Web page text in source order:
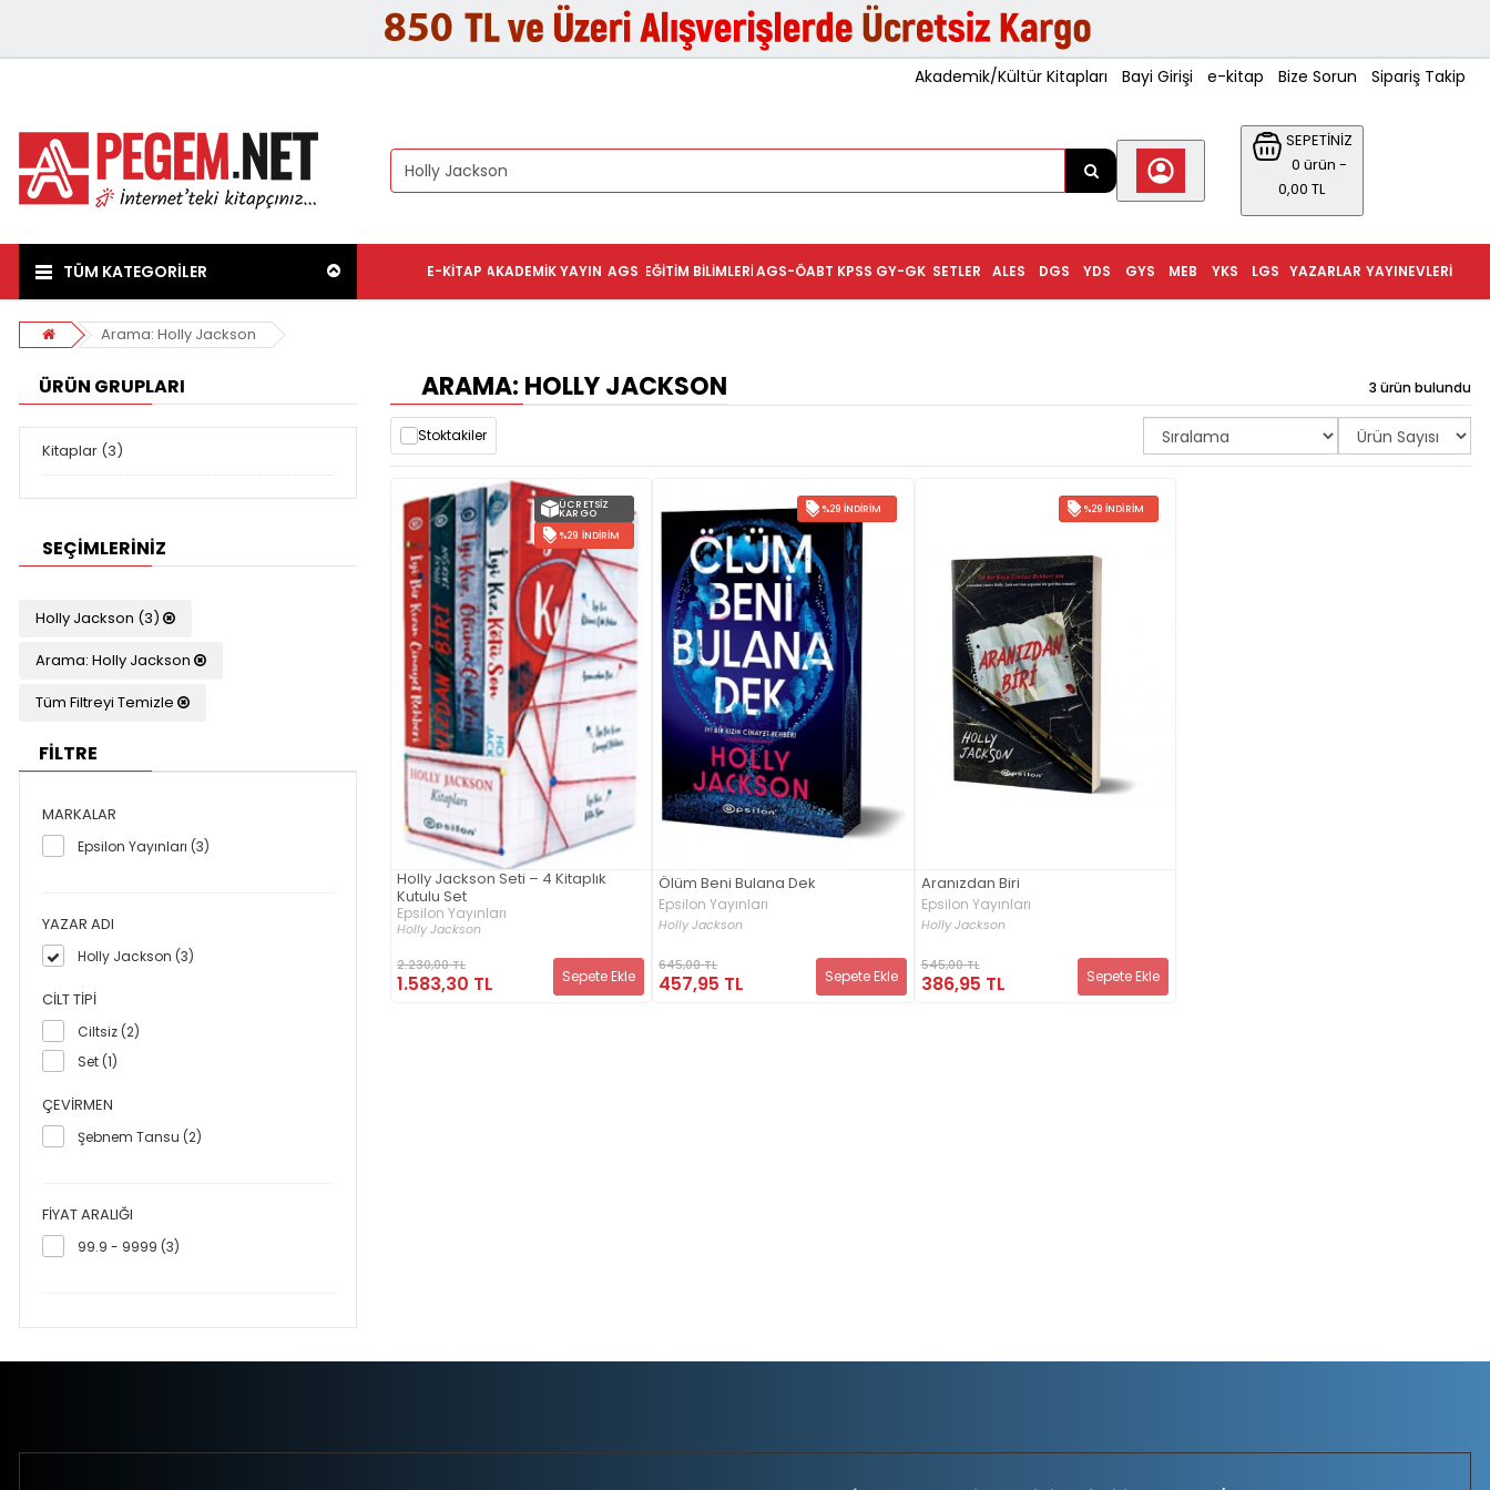
Akademik/Kültür Kitapları Bayi Girişi e-kitap Bize Sorun Sipariş Takip
SEPETİNİZ
0 ürün -
0,00 TL
TÜM KATEGORİLER YAYINEVLERI
YAZARLAR
LGS
YKS
MEB
GYS
YDS
DGS
ALES
SETLER
KPSS GY-GK
AGS-ÖABT
EĞITIM BILIMLERI
AGS
AKADEMIK YAYIN
E-KITAP
Arama: Holly Jackson
ÜRÜN GRUPLARI
Kitaplar (3)
SEÇIMLERINIZ
Holly Jackson (3)
Arama: Holly Jackson
Tüm Filtreyi Temizle
FİLTRE
MARKALAR
Epsilon Yayınları (3)
YAZAR ADI
Holly Jackson (3)
CILT TIPI
Ciltsiz (2)
Set (1)
ÇEVIRMEN
Şebnem Tansu (2)
FIYAT ARALIĞI
99.9 - 9999 (3)
ARAMA: HOLLY JACKSON 3 ürün bulundu
Stoktakiler
ÜCRETSIZ
KARGO
%29 İNDIRIM
Holly Jackson Seti – 4 Kitaplık
Kutulu Set
Epsilon Yayınları
Holly Jackson
2.230,00 TL
1.583,30 TL Sepete Ekle
%29 İNDIRIM
Ölüm Beni Bulana Dek
Epsilon Yayınları
Holly Jackson
645,00 TL
457,95 TL Sepete Ekle
%29 İNDIRIM
Aranızdan Biri
Epsilon Yayınları
Holly Jackson
545,00 TL
386,95 TL Sepete Ekle